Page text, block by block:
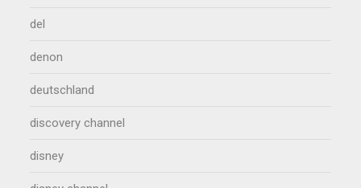
del
denon
deutschland
discovery channel
disney